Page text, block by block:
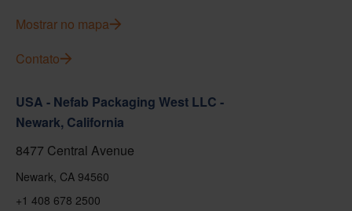
Mostrar no mapa
Contato
USA - Nefab Packaging West LLC -
Newark, California
8477 Central Avenue
Newark, CA 94560
+1 408 678 2500